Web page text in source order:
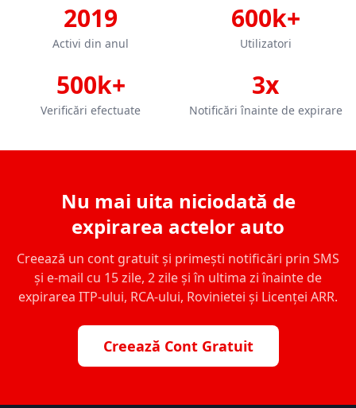
2019
Activi din anul
600k+
Utilizatori
500k+
Verificări efectuate
3x
Notificări înainte de expirare
Nu mai uita niciodată de
expirarea actelor auto
Creează un cont gratuit și primești notificări prin SMS
și e-mail cu 15 zile, 2 zile și în ultima zi înainte de
expirarea ITP-ului, RCA-ului, Rovinietei și Licenței ARR.
Creează Cont Gratuit